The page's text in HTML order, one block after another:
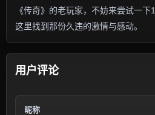
《传奇》的老玩家，不妨来尝试一
这里找到那份久违的激情与感动。
用户评论
昵称